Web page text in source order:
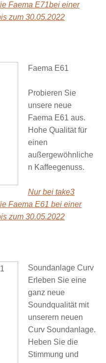
Faema E71bei einer
zum 30.05.2022
Faema E61
Probieren Sie
unsere neue
Faema E61 aus.
Hohe Qualität für
einen
außergewöhnliche
n Kaffeegenuss.
Nur bei take3
Faema E61 bei einer
zum 30.05.2022
Soundanlage Curv
Erleben Sie eine
ganz neue
Soundqualität mit
unserern neuen
Curv Soundanlage.
Heben Sie die
Stimmung und